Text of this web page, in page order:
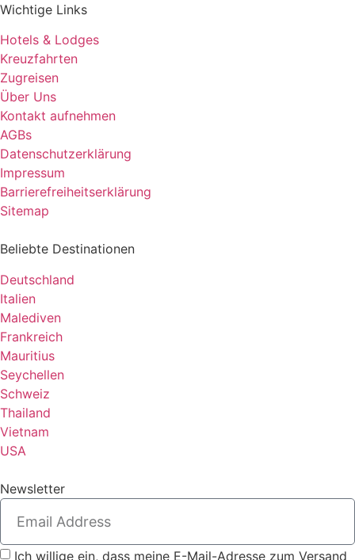
Wichtige Links
Hotels & Lodges
Kreuzfahrten
Zugreisen
Über Uns
Kontakt aufnehmen
AGBs
Datenschutzerklärung
Impressum
Barrierefreiheitserklärung
Sitemap
Beliebte Destinationen
Deutschland
Italien
Malediven
Frankreich
Mauritius
Seychellen
Schweiz
Thailand
Vietnam
USA
Newsletter
Ich willige ein, dass meine E-Mail-Adresse zum Versand